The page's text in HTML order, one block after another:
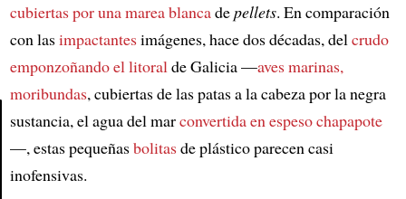
Article
cubiertas por una marea blancadepellets. En comparación
con lasimpactantesimágenes, hace dos décadas, delcrudo
emponzoñando el litoralde Galicia —aves marinas,
moribundas, cubiertas de las patas a la cabeza por la negra
sustancia, el agua del marconvertida en espeso chapapote
—, estas pequeñasbolitasde plástico parecen casi
inofensivas.